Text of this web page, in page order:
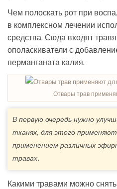
Чем полоскать рот при
в комплексном лечении
средства. Сюда входят
ополаскиватели с
перманганата калия.
Отвары трав
В первую очередь нужно
тканях, для этого
применением различных
травах.
Какими травами можно